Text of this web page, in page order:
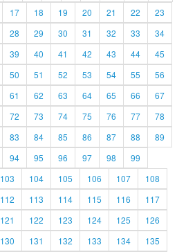
17 18 19 20 21 22
23
28 29 30 31 32 33
34
39 40 41 42 43 44
45
50 51 52 53 54 55
56
61 62 63 64 65 66
67
72 73 74 75 76 77
78
83 84 85 86 87 88
89
94 95 96 97 98
99
103 104 105 106 107
108
112 113 114 115 116
117
121 122 123 124 125
126
130 131 132 133 134
135